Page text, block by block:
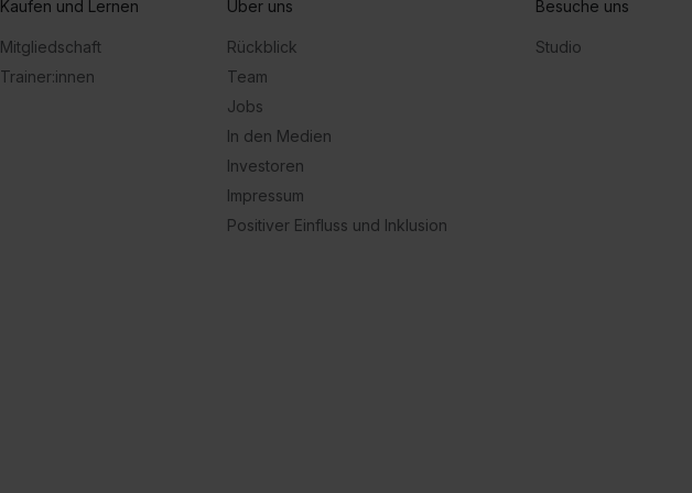
Kaufen und Lernen
Mitgliedschaft
Trainer:innen
Über uns
Rückblick
Team
Jobs
In den Medien
Investoren
Impressum
Positiver Einfluss und Inklusion
Besuche uns
Studio